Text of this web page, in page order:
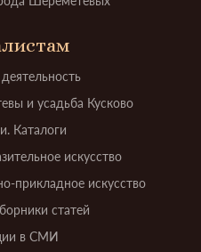
и усадьба Кусково
Каталоги
искусство
прикладное искусство
статей
в СМИ